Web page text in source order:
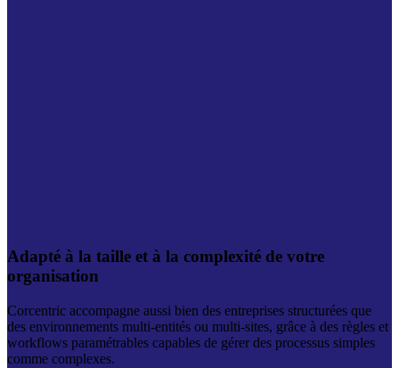
Adapté à la taille et à la complexité de votre
organisation
Corcentric accompagne aussi bien des entreprises structurées que
des environnements multi‑entités ou multi‑sites, grâce à des règles et
workflows paramétrables capables de gérer des processus simples
comme complexes.